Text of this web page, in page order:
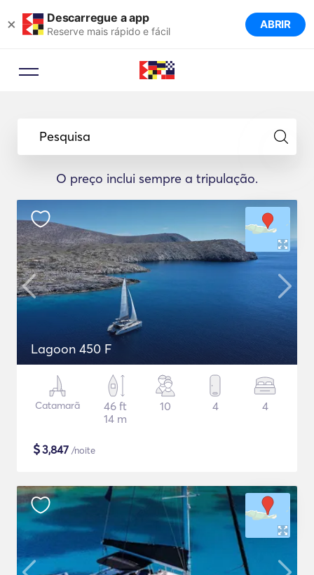
× Descarregue a app
Reserve mais rápido e fácil ABRIR
Pesquisa
O preço inclui sempre a tripulação.
Lagoon 450 F
Catamarã
46 ft
14 m
10 4 4
$3,847 /noite